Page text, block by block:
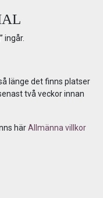
ingår.
länge det finns platser
två veckor innan
härAllmänna villkor